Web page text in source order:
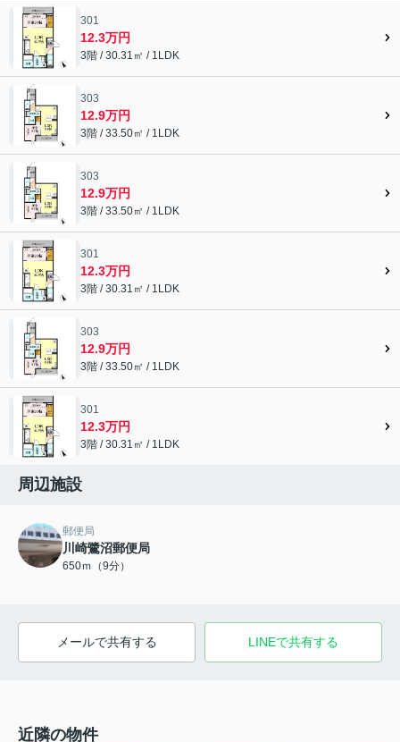
301
12.3万円
3階 / 30.31㎡ / 1LDK
303
12.9万円
3階 / 33.50㎡ / 1LDK
303
12.9万円
3階 / 33.50㎡ / 1LDK
301
12.3万円
3階 / 30.31㎡ / 1LDK
303
12.9万円
3階 / 33.50㎡ / 1LDK
301
12.3万円
3階 / 30.31㎡ / 1LDK
周辺施設
郵便局
川崎鷺沼郵便局
650ｍ（9分）
メールで共有する LINEで共有する
近隣の物件